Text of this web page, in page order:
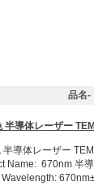
品名-
導体レーザー
導体レーザー
Name: 670nm 半